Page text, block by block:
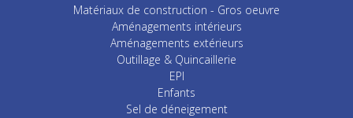
Matériaux de construction - Gros oeuvre
Aménagements intérieurs
Aménagements extérieurs
Outillage & Quincaillerie
EPI
Enfants
Sel de déneigement